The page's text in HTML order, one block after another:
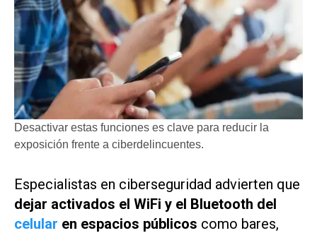
Desactivar estas funciones es clave para reducir la
exposición frente a ciberdelincuentes.
Especialistas en ciberseguridad advierten que
dejar activados el WiFi y el Bluetooth del
celular en espacios públicos como bares,